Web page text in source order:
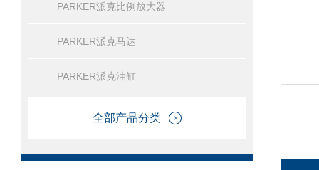
PARKER派克比例放大器
PARKER派克马达
PARKER派克油缸
全部产品分类